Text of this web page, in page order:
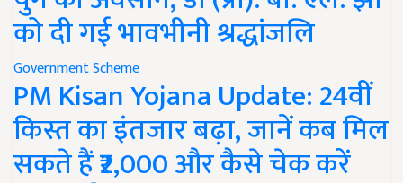
को दी गई भावभीनी श्रद्धांजलि
Government Scheme
PM Kisan Yojana Update: 24वीं
किस्त का इंतजार बढ़ा, जानें कब मिल
सकते हैं ₹2,000 और कैसे चेक करें